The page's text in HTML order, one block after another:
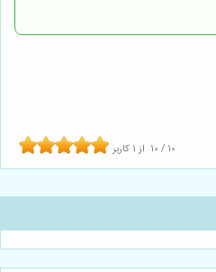
10 / 10 از 1 کاربر